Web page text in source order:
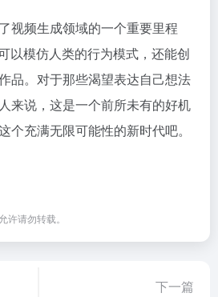
视频生成领域的一个重要里程
以模仿人类的行为模式，还能创
品。对于那些渴望表达自己想法
来说，这是一个前所未有的好机
个充满无限可能性的新时代吧。
许请勿转载。
下一篇